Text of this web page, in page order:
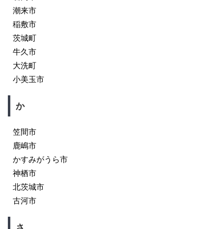
潮来市
稲敷市
茨城町
牛久市
大洗町
小美玉市
か
笠間市
鹿嶋市
かすみがうら市
神栖市
北茨城市
古河市